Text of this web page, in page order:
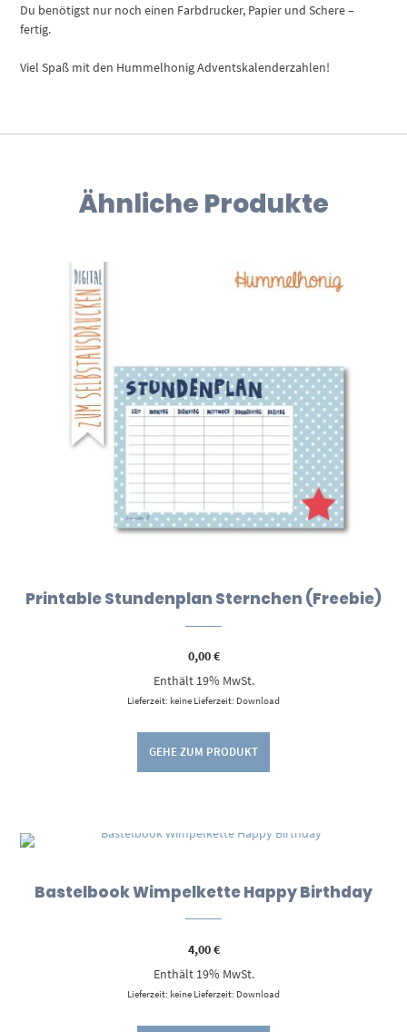
Du benötigst nur noch einen Farbdrucker, Papier und Schere –
fertig.
Viel Spaß mit den Hummelhonig Adventskalenderzahlen!
Ähnliche Produkte
Printable Stundenplan Sternchen (Freebie)
0,00€
Enthält 19% MwSt.
Lieferzeit: keine Lieferzeit: Download
GEHE ZUM PRODUKT
Bastelbook Wimpelkette Happy Birthday
4,00€
Enthält 19% MwSt.
Lieferzeit: keine Lieferzeit: Download